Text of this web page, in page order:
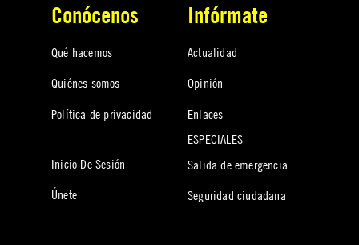
Conócenos
Qué hacemos
Quiénes somos
Política de privacidad
Inicio De Sesión
Únete
Infórmate
Actualidad
Opinión
Enlaces
ESPECIALES
Salida de emergencia
Seguridad ciudadana